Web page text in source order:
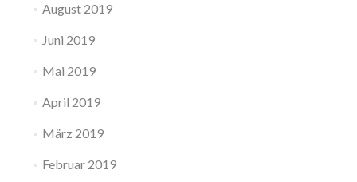
August 2019
Juni 2019
Mai 2019
April 2019
März 2019
Februar 2019